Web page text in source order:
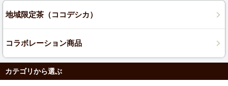
地域限定茶（ココデシカ）
コラボレーション商品
カテゴリから選ぶ